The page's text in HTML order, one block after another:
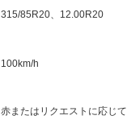
315/85R20、12.00R20
100km/h
赤またはリクエストに応じて